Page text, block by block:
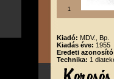
1
Kiadó: MDV., Bp.
Kiadás éve: 1955
Eredeti
Technika: 1